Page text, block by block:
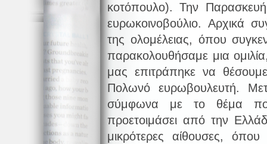
κοτόπουλο). Την
ευρωκοινοβούλιο. Αρχικά
της ολομέλειας, όπου
παρακολουθήσαμε μια
μας επιτράπηκε να
Πολωνό ευρωβουλευτή.
σύμφωνα με το θέμα που
προετοιμάσει από την
μικρότερες αίθουσες,